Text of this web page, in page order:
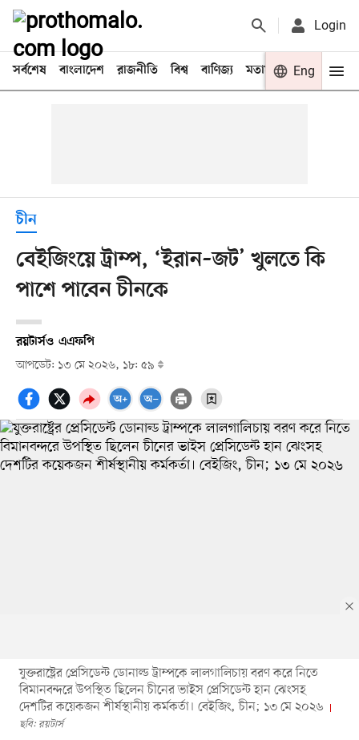
Login
সর্বশেষ বাংলাদেশ রাজনীতি বিশ্ব বাণিজ্য মতামত খেলা
Eng
চীন
বেইজিংয়ে ট্রাম্প, ‘ইরান–জট’ খুলতে কি
পাশে পাবেন চীনকে
রয়টার্সও এএফপি
আপডেট: ১৩ মে ২০২৬, ১৮: ৫৯
যুক্তরাষ্ট্রের প্রেসিডেন্ট ডোনাল্ড ট্রাম্পকে লালগালিচায় বরণ করে নিতে
বিমানবন্দরে উপস্থিত ছিলেন চীনের ভাইস প্রেসিডেন্ট হান ঝেংসহ
দেশটির কয়েকজন শীর্ষস্থানীয় কর্মকর্তা। বেইজিং, চীন; ১৩ মে ২০২৬
ছবি: রয়টার্স